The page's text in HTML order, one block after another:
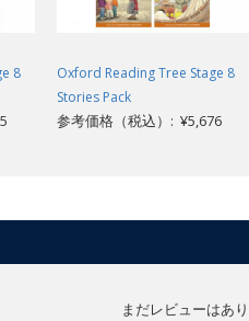
8
Oxford Reading Tree Stage 8
Stories Pack
参考価格（税込）: ¥5,676
まだレビューはあ